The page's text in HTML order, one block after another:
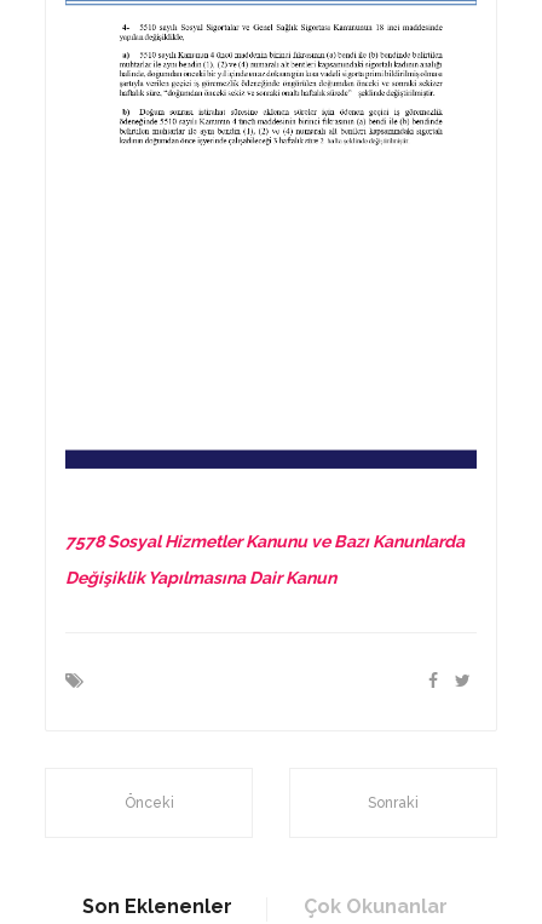
7578 Sosyal Hizmetler Kanunu ve Bazı Kanunlarda
Değişiklik Yapılmasına Dair Kanun
Önceki Sonraki
Son Eklenenler Çok Okunanlar